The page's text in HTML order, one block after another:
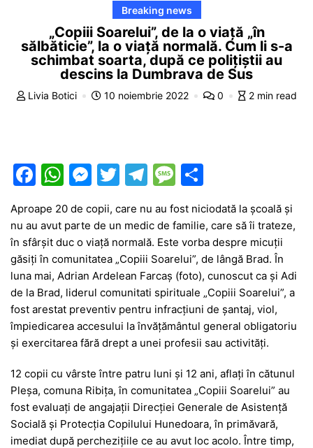
Breaking news
„Copiii Soarelui”, de la o viață „în
sălbăticie”, la o viață normală. Cum li s-a
schimbat soarta, după ce polițiștii au
descins la Dumbrava de Sus
Livia Botici 10 noiembrie 2022 0 2 min read
F
c
e
b
o
o
k
W
at
s
A
p
p
M
s
s
e
n
g
er
T
itt
er
T
e
gr
a
m
M
s
s
a
g
e
ar
ta
je
a
z
ă
Aproape 20 de copii, care nu au fost niciodată la școală și
nu au avut parte de un medic de familie, care să îi trateze,
în sfârșit duc o viață normală. Este vorba despre micuții
găsiți în comunitatea „Copiii Soarelui”, de lângă Brad. În
luna mai, Adrian Ardelean Farcaș (foto), cunoscut ca și Adi
de la Brad, liderul comunitati spirituale „Copiii Soarelui”, a
fost arestat preventiv pentru infracțiuni de șantaj, viol,
împiedicarea accesului la învățământul general obligatoriu
și exercitarea fără drept a unei profesii sau activități.
12 copii cu vârste între patru luni şi 12 ani, aflaţi în cătunul
Pleşa, comuna Ribiţa, în comunitatea „Copiii Soarelui” au
fost evaluaţi de angajaţii Direcţiei Generale de Asistenţă
Socială şi Protecţia Copilului Hunedoara, în primăvară,
imediat după perchezițiile ce au avut loc acolo. Între timp,